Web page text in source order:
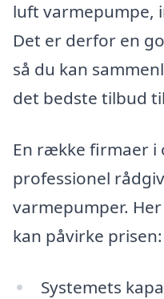
luft varmepumpe,
Det er derfor en
så du kan
det bedste tilbud
En række firmaer
professionel
varmepumper.
kan påvirke prisen:
Systemets